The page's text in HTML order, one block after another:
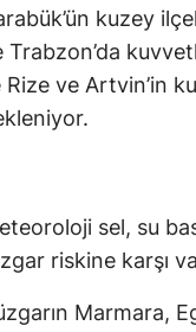
kuzey
Trabzon’da
Rize ve Artvin’in
sel, su
riskine karşı
Marmara,